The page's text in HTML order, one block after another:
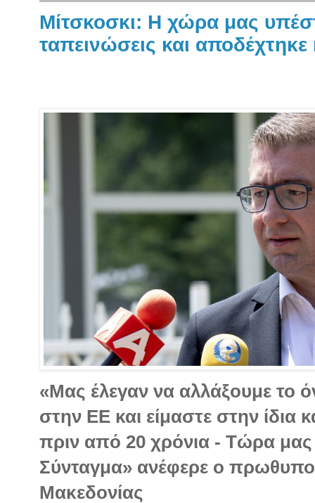
Μίτσκοσκι: Η χώρα μας
ταπεινώσεις και
«Μας έλεγαν να αλλάξουμε το
στην ΕΕ και είμαστε στην ίδια
πριν από 20 χρόνια - Τώρα μας
Σύνταγμα» ανέφερε ο
Μακεδονίας